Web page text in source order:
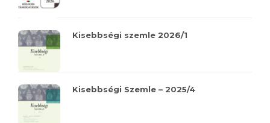
Kisebbségi szemle 2026/1
Kisebbségi Szemle – 2025/4